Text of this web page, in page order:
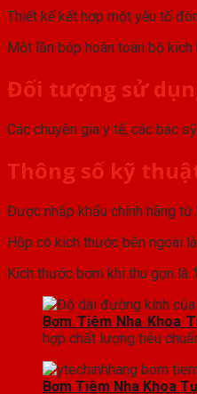
Thiết kế kết hợp một yếu tố
Một lần bóp hoàn toàn bộ
Đối tượng sử
Các chuyên gia y tế, các bác
Thông số kỹ
Được nhập khẩu chính hãng từ
Hộp có kích thước bên ngoài
Kích thước bơm khi thu gọn là
Bơm Tiêm Nha Khoa
hợp chất lượng tiêu
Bơm Tiêm Nha Khoa